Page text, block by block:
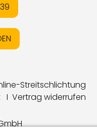
Streitschlichtung
I Vertrag widerrufen